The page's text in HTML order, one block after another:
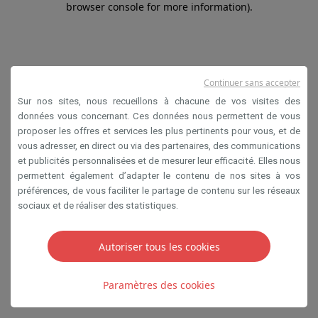
browser console for more information).
Sur nos sites, nous recueillons à chacune de vos visites des
données vous concernant. Ces données nous permettent de vous
proposer les offres et services les plus pertinents pour vous, et de
vous adresser, en direct ou via des partenaires, des communications
et publicités personnalisées et de mesurer leur efficacité. Elles nous
permettent également d’adapter le contenu de nos sites à vos
préférences, de vous faciliter le partage de contenu sur les réseaux
sociaux et de réaliser des statistiques.
Autoriser tous les cookies
Paramètres des cookies
Continuer sans accepter